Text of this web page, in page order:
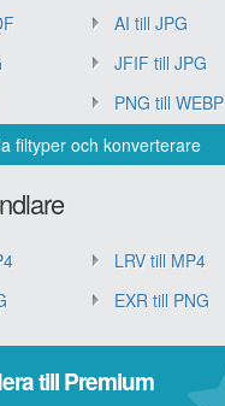
AI till JPG
JFIF till JPG
PNG till WEBP
filtyper och konverterare
LRV till MP4
EXR till PNG
till Premium